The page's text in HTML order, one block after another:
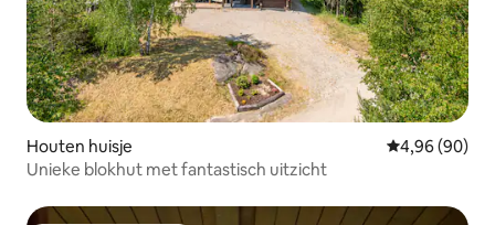
Houten huisje Gemiddelde
4,96 (90)
Unieke blokhut met fantastisch uitzicht